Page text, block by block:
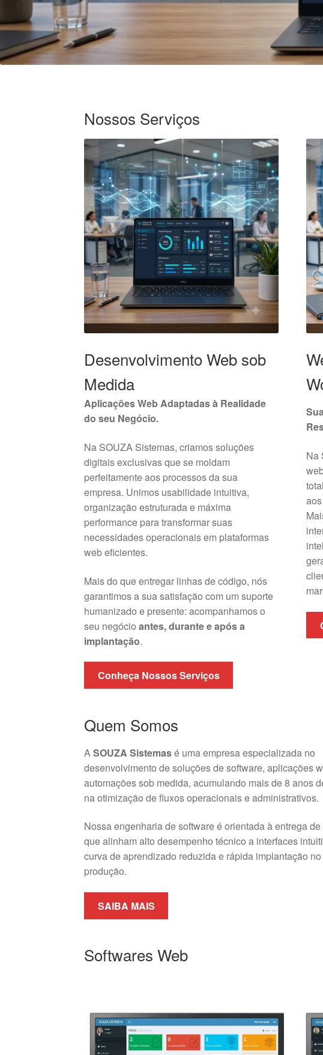
Nossos Serviços
Desenvolvimento Web sob
Medida
Aplicações Web Adaptadas à Realidade
do seu Negócio.
Na SOUZA Sistemas, criamos soluções
digitais exclusivas que se moldam
perfeitamente aos processos da sua
empresa. Unimos usabilidade intuitiva,
organização estruturada e máxima
performance para transformar suas
necessidades operacionais em plataformas
web eficientes.
Mais do que entregar linhas de código, nós
garantimos a sua satisfação com um suporte
humanizado e presente: acompanhamos o
seu negócioantes, durante e após a
implantação.
Conheça Nossos Serviços
Na
Quem Somos
ASOUZA Sistemasé uma empresa especializada no
desenvolvimento de soluções de software, aplicações
automações sob medida, acumulando mais de 8 anos
na otimização de fluxos operacionais e administrativos.
Nossa engenharia de software é orientada à entrega
que alinham alto desempenho técnico a interfaces
curva de aprendizado reduzida e rápida implantação
produção.
SAIBA MAIS
Softwares Web